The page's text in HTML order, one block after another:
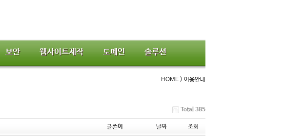
보안 웹사이트제작 도메인 솔루션
HOME > 이용안내
Total 385
글쓴이 날짜 조회